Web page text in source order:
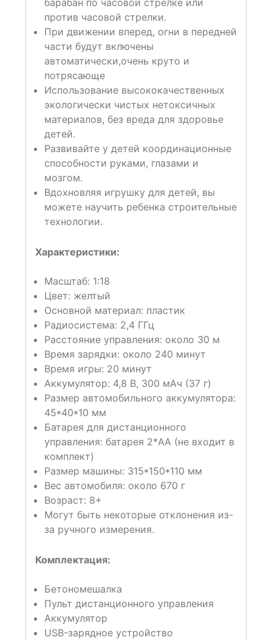
барабан по часовой стрелке или
против часовой стрелки.
При движении вперед, огни в передней
части будут включены
автоматически,очень круто и
потрясающе
Использование высококачественных
экологически чистых нетоксичных
материалов, без вреда для здоровье
детей.
Развивайте у детей координационные
способности руками, глазами и
мозгом.
Вдохновляя игрушку для детей, вы
можете научить ребенка строительные
технологии.
Характеристики:
Масштаб: 1:18
Цвет: желтый
Основной материал: пластик
Радиосистема: 2,4 ГГц
Расстояние управления: около 30 м
Время зарядки: около 240 минут
Время игры: 20 минут
Аккумулятор: 4,8 В, 300 мАч (37 г)
Размер автомобильного аккумулятора:
45*40*10 мм
Батарея для дистанционного
управления: батарея 2*AA (не входит в
комплект)
Размер машины: 315*150*110 мм
Вес автомобиля: около 670 г
Возраст: 8+
Могут быть некоторые отклонения из-
за ручного измерения.
Комплектация:
Бетономешалка
Пульт дистанционного управления
Аккумулятор
USB-зарядное устройство